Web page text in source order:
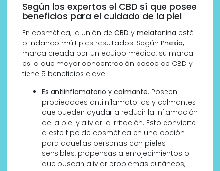
Según los expertos el CBD sí que posee
beneficios para el cuidado de la piel
En cosmética, la unión de CBD y melatonina está
brindando múltiples resultados. Según Phexia,
marca creada por un equipo médico, su marca
es la que mayor concentración posee de CBD y
tiene 5 beneficios clave:
Es antiinflamatorio y calmante. Poseen
propiedades antiinflamatorias y calmantes
que pueden ayudar a reducir la inflamación
de la piel y aliviar la irritación. Esto convierte
a este tipo de cosmética en una opción
para aquellas personas con pieles
sensibles, propensas a enrojecimientos o
que buscan aliviar problemas cutáneos,